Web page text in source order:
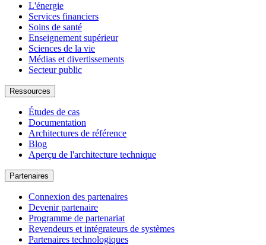
L'énergie
Services financiers
Soins de santé
Enseignement supérieur
Sciences de la vie
Médias et divertissements
Secteur public
Ressources
Études de cas
Documentation
Architectures de référence
Blog
Aperçu de l'architecture technique
Partenaires
Connexion des partenaires
Devenir partenaire
Programme de partenariat
Revendeurs et intégrateurs de systèmes
Partenaires technologiques